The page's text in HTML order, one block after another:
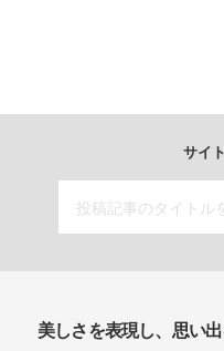
サイ
美しさを表現し、思い